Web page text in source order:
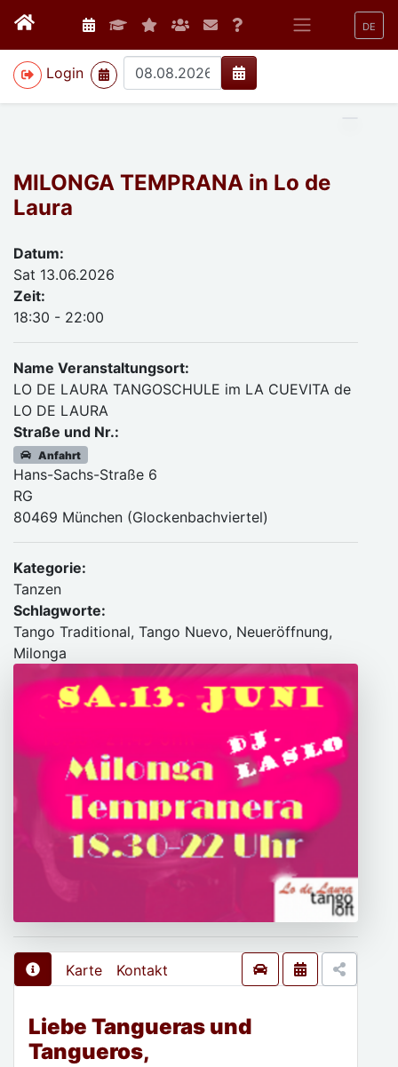
DE
Login
>
MILONGA TEMPRANA in Lo de
Laura
Datum:
Sat 13.06.2026
Zeit:
18:30 - 22:00
Name Veranstaltungsort:
LO DE LAURA TANGOSCHULE im LA CUEVITA de
LO DE LAURA
Straße und Nr.:
Anfahrt
Hans-Sachs-Straße 6
RG
80469 München (Glockenbachviertel)
Kategorie:
Tanzen
Schlagworte:
Tango Traditional, Tango Nuevo, Neueröffnung,
Milonga
Karte Kontakt
Liebe Tangueras und
Tangueros,